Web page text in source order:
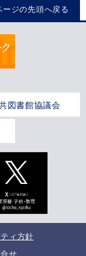
ージの先頭へ戻る
図書館協議会
ィ方針
せ